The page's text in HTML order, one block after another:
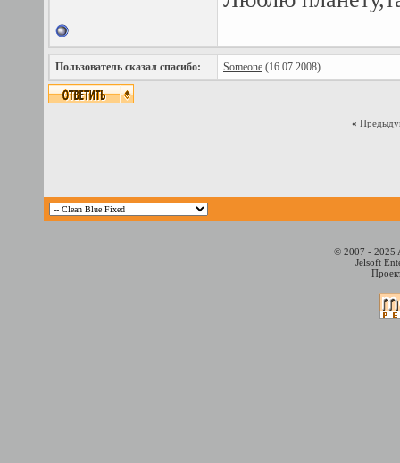
Пользователь сказал cпасибо: Someone (16.07.2008)
«
© 2007 - 2025
Jelsoft